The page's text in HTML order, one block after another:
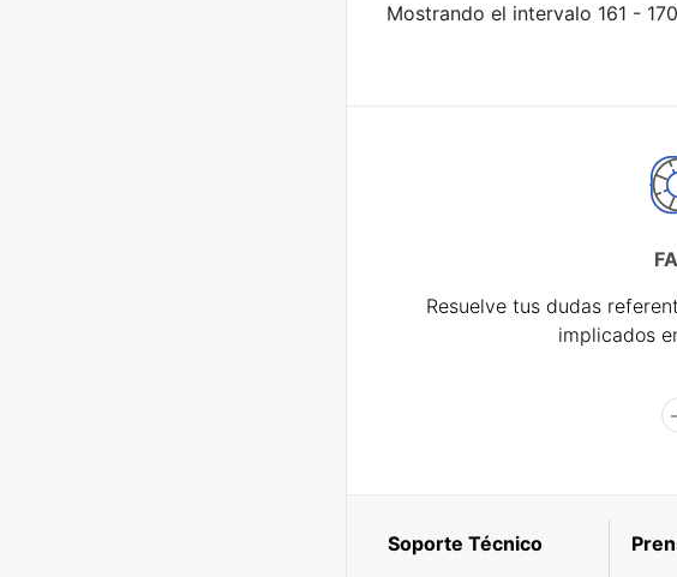
Mostrando el intervalo 161 -
Resuelve tus dudas
implicados
Soporte Técnico